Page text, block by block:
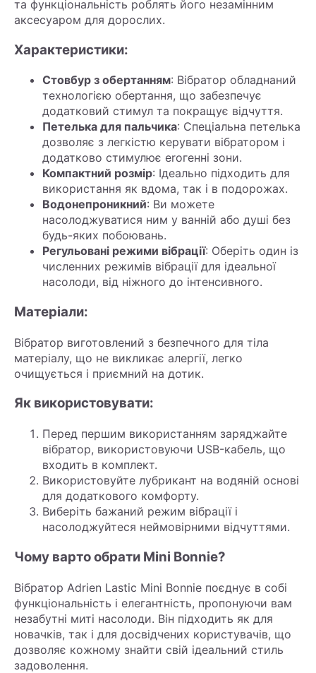
та функціональність роблять його незамінним
аксесуаром для дорослих.
Характеристики:
Стовбур з обертанням: Вібратор обладнаний
технологією обертання, що забезпечує
додатковий стимул та покращує відчуття.
Петелька для пальчика: Спеціальна петелька
дозволяє з легкістю керувати вібратором і
додатково стимулює erогенні зони.
Компактний розмір: Ідеально підходить для
використання як вдома, так і в подорожах.
Водонепроникний: Ви можете
насолоджуватися ним у ванній або душі без
будь-яких побоювань.
Регульовані режими вібрації: Оберіть один із
численних режимів вібрації для ідеальної
насолоди, від ніжного до інтенсивного.
Матеріали:
Вібратор виготовлений з безпечного для тіла
матеріалу, що не викликає алергії, легко
очищується і приємний на дотик.
Як використовувати:
Перед першим використанням заряджайте
вібратор, використовуючи USB-кабель, що
входить в комплект.
Використовуйте лубрикант на водяній основі
для додаткового комфорту.
Виберіть бажаний режим вібрації і
насолоджуйтеся неймовірними відчуттями.
Чому варто обрати Mini Bonnie?
Вібратор Adrien Lastic Mini Bonnie поєднує в собі
функціональність і елегантність, пропонуючи вам
незабутні миті насолоди. Він підходить як для
новачків, так і для досвідчених користувачів, що
дозволяє кожному знайти свій ідеальний стиль
задоволення.